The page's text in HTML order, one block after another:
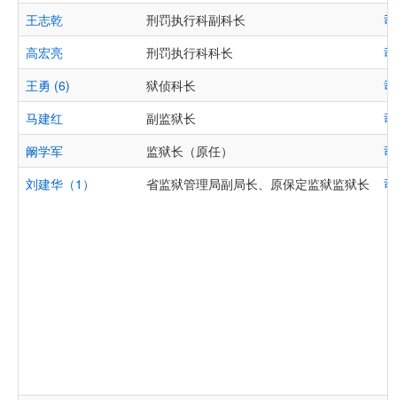
王志乾
刑罚执行科副科长
高宏亮
刑罚执行科科长
王勇 (6)
狱侦科长
马建红
副监狱长
阚学军
监狱长（原任）
刘建华（1）
省监狱管理局副局长、原保定监狱监狱长